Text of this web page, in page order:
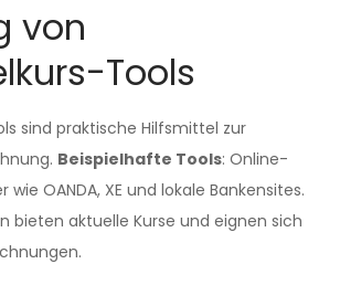
von
Tools
sind praktische Hilfsmittel zur
Beispielhafte Tools: Online-
OANDA, XE und lokale Bankensites.
bieten aktuelle Kurse und eignen sich